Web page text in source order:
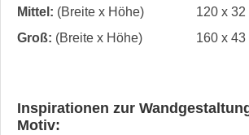
Mittel: (Breite x Höhe)
120 x 32
Groß: (Breite x Höhe) 160 x 43
Inspirationen zur
Motiv: